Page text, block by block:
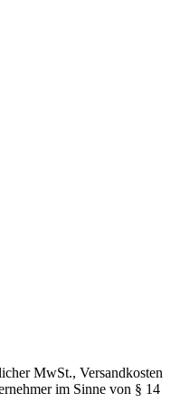
MwSt., Versandkosten
im Sinne von § 14